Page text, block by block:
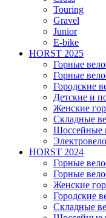
Touring
Gravel
Junior
E-bike
HORST 2025
Горные
Горные
Городские
Детские и
Женские
Складные
Шоссейные
HORST 2024
Горные
Горные
Женские
Городские
Складные